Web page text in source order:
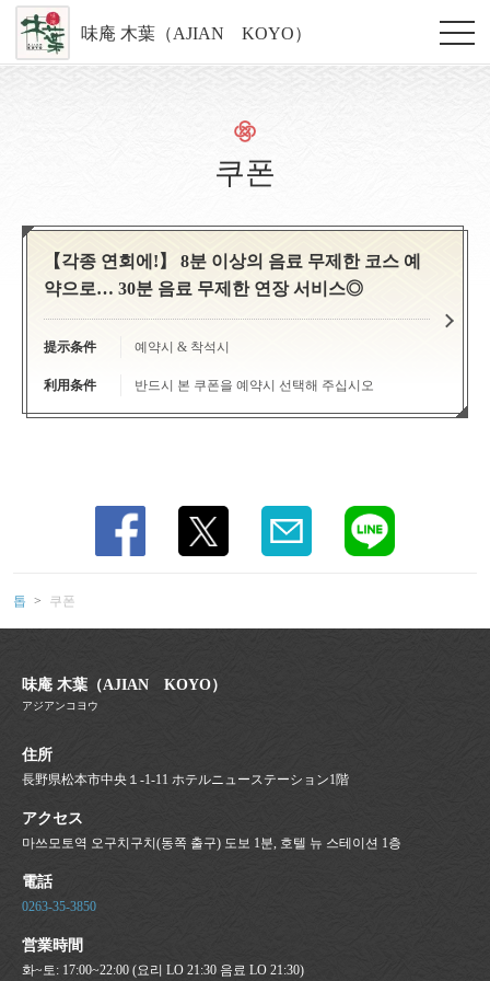
味庵 木葉（AJIAN KOYO）
쿠폰
【각종 연회에!】 8분 이상의 음료 무제한 코스 예
약으로… 30분 음료 무제한 연장 서비스◎
提示条件 예약시 & 착석시
利用条件 반드시 본 쿠폰을 예약시 선택해 주십시오
톱 쿠폰
味庵 木葉（AJIAN KOYO）
アジアンコヨウ
住所
長野県松本市中央１-1-11 ホテルニューステーション1階
アクセス
마쓰모토역 오구치구치(동쪽 출구) 도보 1분, 호텔 뉴 스테이션 1층
電話
0263-35-3850
営業時間
화~토: 17:00~22:00 (요리 LO 21:30 음료 LO 21:30)
쿠폰 | 味庵 木葉（AJIAN KOYO）
https://ajian-koyo.owst.jp/coupons